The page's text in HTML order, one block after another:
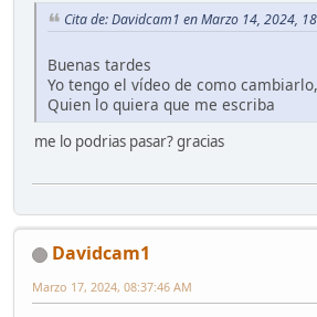
Cita de: Davidcam1 en Marzo 14, 2024,
Buenas tardes
Yo tengo el vídeo de como
Quien lo quiera que me escriba
me lo podrias pasar? gracias
Davidcam1
Marzo 17, 2024, 08:37:46 AM